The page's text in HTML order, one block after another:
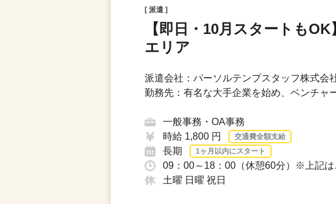
[ 派遣 ]
【即日・10月スタートも
エリア
派遣会社：パーソルテンプスタッフ株式会
勤務先：有名な大手企業を始め、ベンチャ
一般事務・OA事務
時給 1,800 円
交通費全額支給
長期 1ヶ月以内にスタート
09：00～18：00（休憩60分）※上記
土曜 日曜 祝日